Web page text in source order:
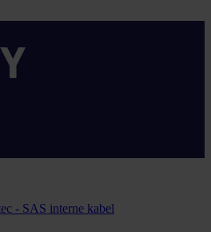
- SAS interne kabel